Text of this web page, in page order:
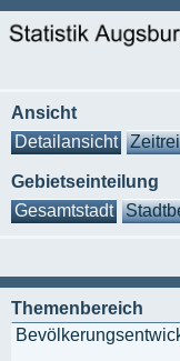
Ansicht
Detailansicht
Gebietseinteilung
Gesamtstadt
Themenbereich